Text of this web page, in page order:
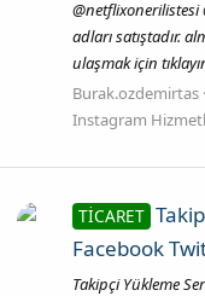
@netflixonerilistesi
adları satıştadır.
ulaşmak için
Burak.ozdemirtas
Instagram
TİCARET
Facebook
Takipçi Yükleme